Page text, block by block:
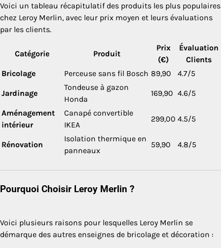
Voici un tableau récapitulatif des produits les plus populaires
chez Leroy Merlin, avec leur prix moyen et leurs évaluations
par les clients.
Catégorie Produit
Prix
(€)
Évaluation
Clients
Bricolage
Perceuse sans fil Bosch 89,90 4.7/5
Jardinage
Tondeuse à gazon
Honda
169,90 4.6/5
Aménagement
intérieur
Canapé convertible
IKEA
299,00 4.5/5
Rénovation
Isolation thermique en
panneaux
59,90 4.8/5
Pourquoi Choisir Leroy Merlin ?
Voici plusieurs raisons pour lesquelles Leroy Merlin se
démarque des autres enseignes de bricolage et décoration :